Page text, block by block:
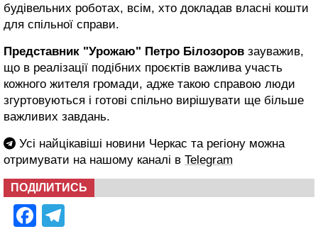
будівельних роботах, всім, хто докладав власні кошти
для спільної справи.
Представник "Урожаю" Петро Білозоров зауважив,
що в реалізації подібних проєктів важлива участь
кожного жителя громади, адже такою справою люди
згуртовуються і готові спільно вирішувати ще більше
важливих завдань.
Усі найцікавіші новини Черкас та регіону можна
отримувати на нашому каналі в Telegram
ПОДІЛИТИСЬ
Facebook